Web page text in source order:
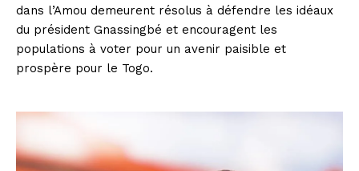
dans l’Amou demeurent résolus à défendre les idéaux
du président Gnassingbé et encouragent les
populations à voter pour un avenir paisible et
prospère pour le Togo.